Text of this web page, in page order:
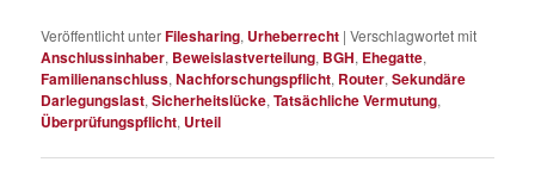
Veröffentlicht unterFilesharing, Urheberrecht |Verschlagwortet mit
Anschlussinhaber, Beweislastverteilung, BGH, Ehegatte,
Familienanschluss,Nachforschungspflicht, Router,Sekundäre
Darlegungslast,Sicherheitslücke,Tatsächliche Vermutung,
Überprüfungspflicht, Urteil